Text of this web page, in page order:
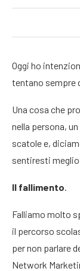
Oggi ho
tentano sempre
Una cosa che
nella persona,
scatole e,
sentiresti
Il fallimento.
Falliamo molto
il percorso
per non parlare
Network